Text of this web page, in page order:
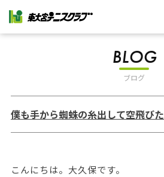
BLOG
ブログ
僕も手から蜘蛛の糸出して空飛び
こんにちは。大久保です。